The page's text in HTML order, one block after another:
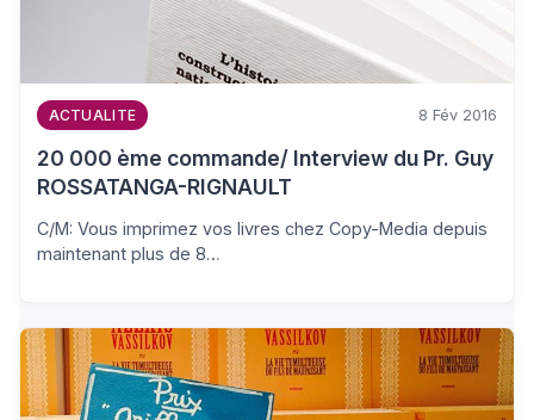
ACTUALITE 8 Fév 2016
20 000 ème commande/ Interview du Pr. Guy
ROSSATANGA-RIGNAULT
C/M: Vous imprimez vos livres chez Copy-Media depuis
maintenant plus de 8…